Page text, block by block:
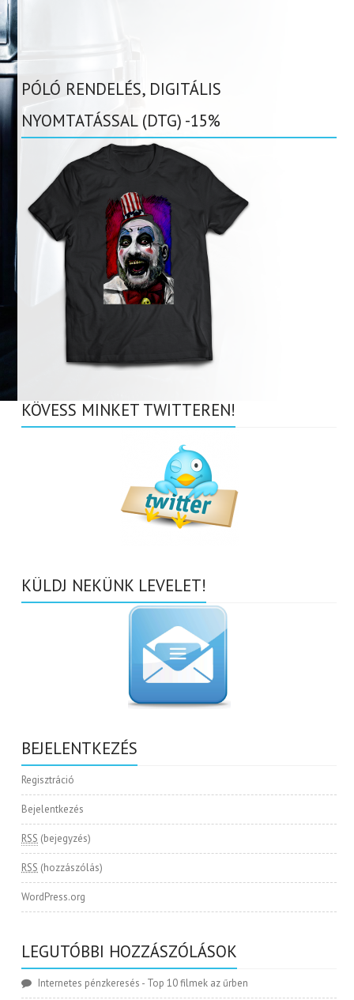
PÓLÓ RENDELÉS, DIGITÁLIS
NYOMTATÁSSAL (DTG) -15%
KÖVESS MINKET TWITTEREN!
KÜLDJ NEKÜNK LEVELET!
BEJELENTKEZÉS
Regisztráció
Bejelentkezés
RSS (bejegyzés)
RSS (hozzászólás)
WordPress.org
LEGUTÓBBI HOZZÁSZÓLÁSOK
Internetes pénzkeresés - Top 10 filmek az űrben